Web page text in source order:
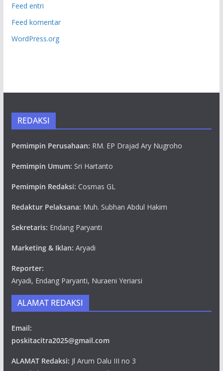
Feed entri
Feed komentar
WordPress.org
REDAKSI
Pemimpin Perusahaan: RM. EP Drajad Ary Nugroho
Pemimpin Umum: Sri Hartanto
Pemimpin Redaksi: Cosmas GL
Redaktur Pelaksana: Muh. Subhan Abdul Hakim
Sekretaris: Endang Paryanti
Marketing & Iklan: Aryadi
Reporter:
Aryadi, Endang Paryanti, Nuraeni Yeriarsi
ALAMAT REDAKSI
Email:
poskitacitra2025@gmail.com
ALAMAT Redaksi: Jl Arum Dalu III no 3